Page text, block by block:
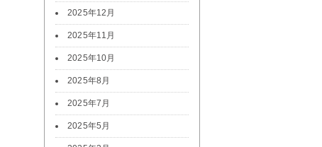
2025年12月
2025年11月
2025年10月
2025年8月
2025年7月
2025年5月